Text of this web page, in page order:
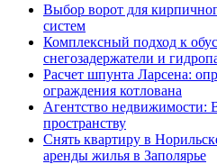
Выбор ворот для
систем
Комплексный подход к
снегозадержатели и
Расчет шпунта Ларсена:
ограждения котлована
Агентство
пространству
Снять квартиру в
аренды жилья в Заполярье